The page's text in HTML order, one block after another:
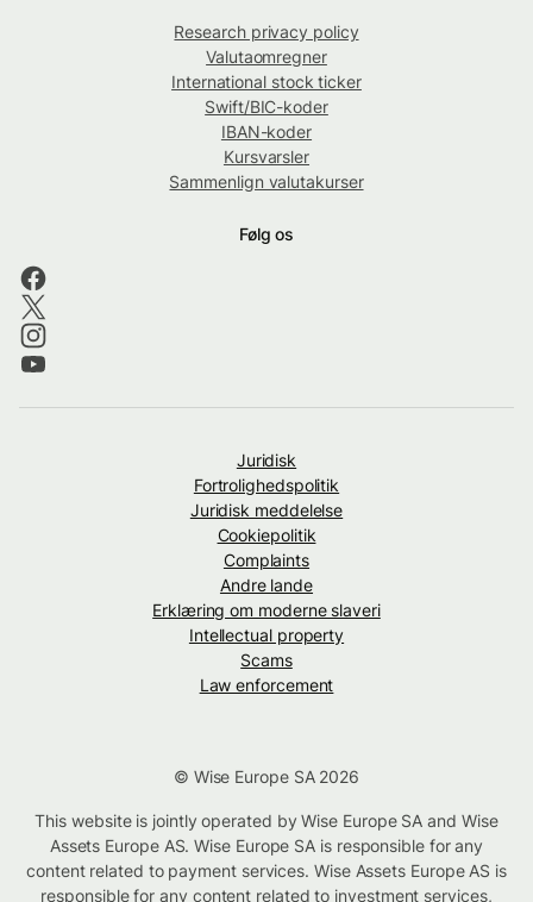
Research privacy policy
Valutaomregner
International stock ticker
Swift/BIC-koder
IBAN-koder
Kursvarsler
Sammenlign valutakurser
Følg os
Juridisk
Fortrolighedspolitik
Juridisk meddelelse
Cookiepolitik
Complaints
Andre lande
Erklæring om moderne slaveri
Intellectual property
Scams
Law enforcement
© Wise Europe SA 2026
This website is jointly operated by Wise Europe SA and Wise
Assets Europe AS. Wise Europe SA is responsible for any
content related to payment services. Wise Assets Europe AS is
responsible for any content related to investment services,